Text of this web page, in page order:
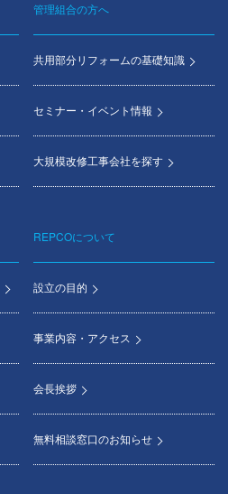
管理組合の方へ
共用部分リフォームの基礎知識
セミナー・イベント情報
大規模改修工事会社を探す
REPCOについて
設立の目的
事業内容・アクセス
会長挨拶
無料相談窓口のお知らせ